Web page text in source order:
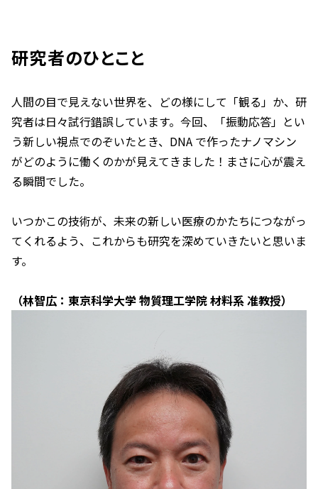
研究者のひとこと
人間の目で見えない世界を、どの様にして「観る」か、研
究者は日々試行錯誤しています。今回、「振動応答」とい
う新しい視点でのぞいたとき、DNA で作ったナノマシン
がどのように働くのかが見えてきました！まさに心が震え
る瞬間でした。
いつかこの技術が、未来の新しい医療のかたちにつながっ
てくれるよう、これからも研究を深めていきたいと思いま
す。
（林智広：東京科学大学 物質理工学院 材料系 准教授）